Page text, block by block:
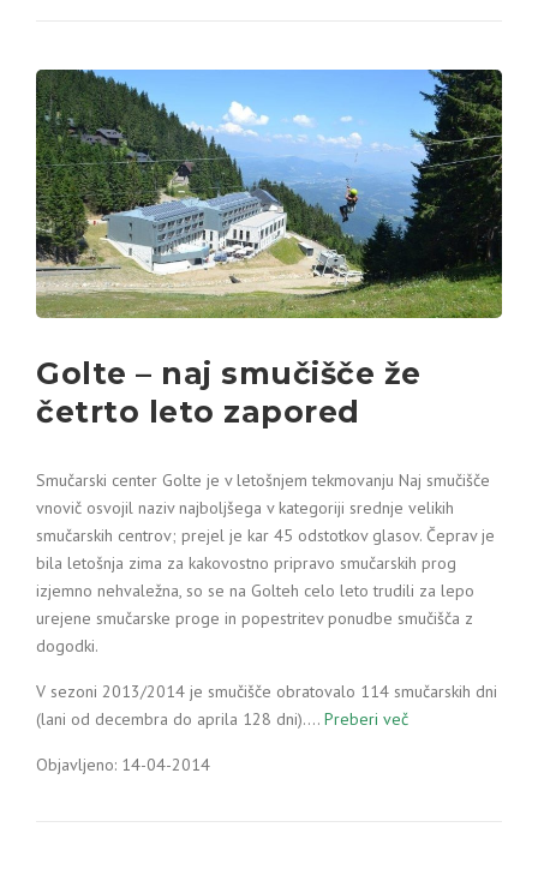
Golte – naj smučišče že
četrto leto zapored
Smučarski center Golte je v letošnjem tekmovanju Naj smučišče
vnovič osvojil naziv najboljšega v kategoriji srednje velikih
smučarskih centrov; prejel je kar 45 odstotkov glasov. Čeprav je
bila letošnja zima za kakovostno pripravo smučarskih prog
izjemno nehvaležna, so se na Golteh celo leto trudili za lepo
urejene smučarske proge in popestritev ponudbe smučišča z
dogodki.
V sezoni 2013/2014 je smučišče obratovalo 114 smučarskih dni
(lani od decembra do aprila 128 dni).… Preberi več
Objavljeno: 14-04-2014